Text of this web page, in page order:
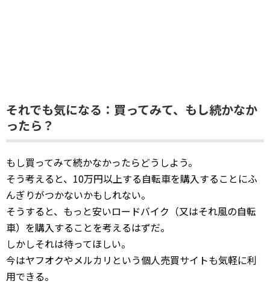
それでも気になる：買ってみて、もし続かなか
ったら？
もし買ってみて続かなかったらどうしよう。
そう考えると、10万円以上する自転車を購入することにふ
んぎりがつかないかもしれない。
そうすると、もっと安いロードバイク（又はそれ風の自転
車）を購入することを考えるはずだ。
しかしそれは待ってほしい。
今はヤフオクやメルカリという個人売買サイトも気軽に利
用できる。